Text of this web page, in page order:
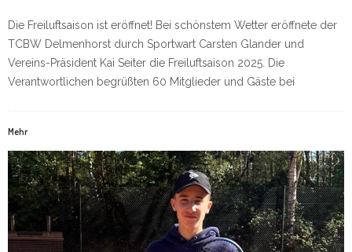
Die Freiluftsaison ist eröffnet! Bei schönstem Wetter eröffnete der
TCBW Delmenhorst durch Sportwart Carsten Glander und
Vereins-Präsident Kai Seiter die Freiluftsaison 2025. Die
Verantwortlichen begrüßten 60 Mitglieder und Gäste bei
Mehr